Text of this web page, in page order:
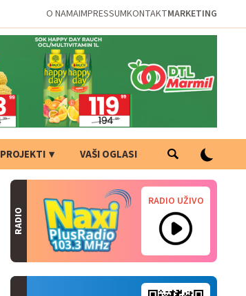
O NAMAIMPRESSUMKONTAKTMARKETING
PROJEKTI VAŠI OGLASI
RADIO
RADIO UŽIVO